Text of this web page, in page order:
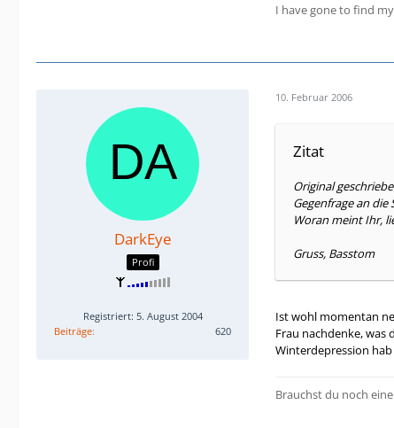
I have gone to find
DarkEye
Profi
Registriert: 5. August 2004
Beiträge
620
10. Februar 2006
Zitat
Original
Gegenfrage an
Woran meint Ihr,
Gruss, Basstom
Ist wohl momentan
Frau nachdenke, was
Winterdepression
Brauchst du noch